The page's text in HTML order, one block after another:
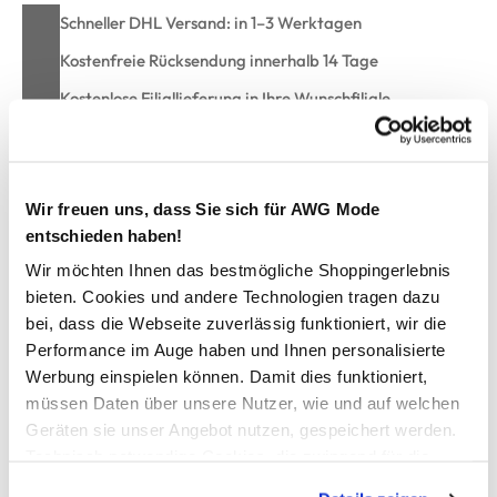
Wir freuen uns, dass Sie sich für AWG Mode
entschieden haben!
Wir möchten Ihnen das bestmögliche Shoppingerlebnis
bieten. Cookies und andere Technologien tragen dazu
bei, dass die Webseite zuverlässig funktioniert, wir die
Performance im Auge haben und Ihnen personalisierte
Werbung einspielen können. Damit dies funktioniert,
müssen Daten über unsere Nutzer, wie und auf welchen
Geräten sie unser Angebot nutzen, gespeichert werden.
Schneller DHL Versand: in 1–3 Werktagen
Kostenfreie Rücksendung innerhalb 14 Tage
Kostenlose Filiallieferung in Ihre Wunschfiliale
Damen Cardigan mit hübschem Mustermix
toller Woll-Cardigan von Sure
farblich abgesetzte Knopfleiste mit Ausschnittumrandung
lockerer Rippbundabschluss am Saum und an den Ärmeln
aufwendiger, hübscher Mustermix allover
weiche, trageangenehme Qualität